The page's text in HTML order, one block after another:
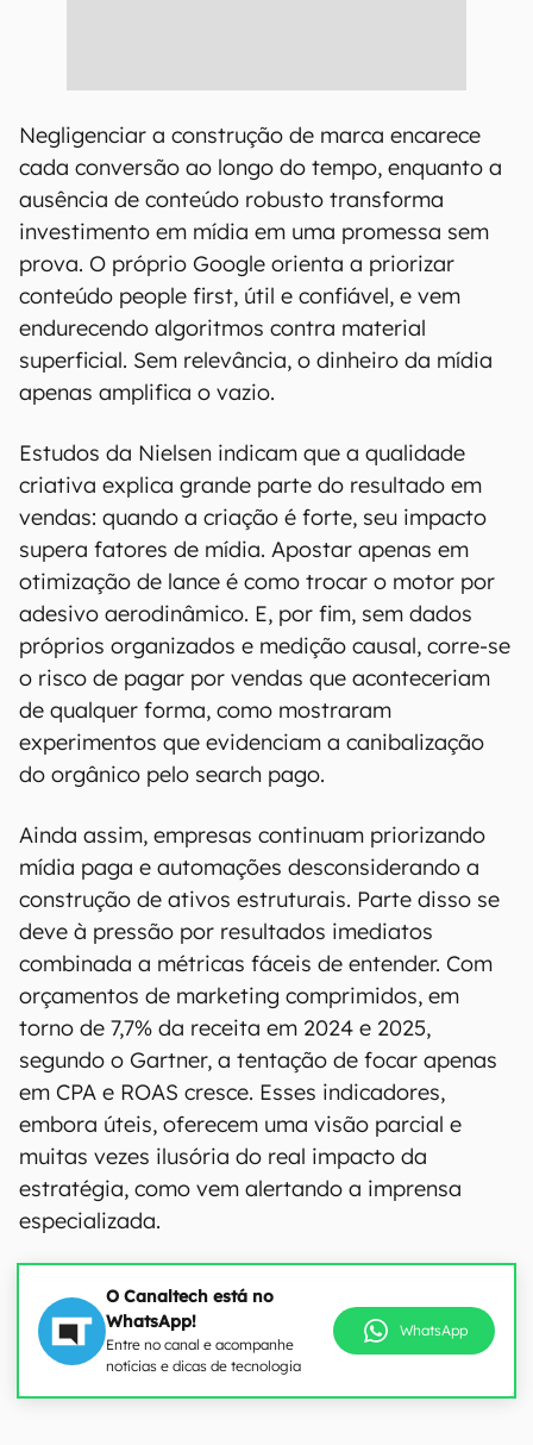
Negligenciar a construção de marca encarece
cada conversão ao longo do tempo, enquanto a
ausência de conteúdo robusto transforma
investimento em mídia em uma promessa sem
prova. O próprio Google orienta a priorizar
conteúdo people first, útil e confiável, e vem
endurecendo algoritmos contra material
superficial. Sem relevância, o dinheiro da mídia
apenas amplifica o vazio.
Estudos da Nielsen indicam que a qualidade
criativa explica grande parte do resultado em
vendas: quando a criação é forte, seu impacto
supera fatores de mídia. Apostar apenas em
otimização de lance é como trocar o motor por
adesivo aerodinâmico. E, por fim, sem dados
próprios organizados e medição causal, corre-se
o risco de pagar por vendas que aconteceriam
de qualquer forma, como mostraram
experimentos que evidenciam a canibalização
do orgânico pelo search pago.
Ainda assim, empresas continuam priorizando
mídia paga e automações desconsiderando a
construção de ativos estruturais. Parte disso se
deve à pressão por resultados imediatos
combinada a métricas fáceis de entender. Com
orçamentos de marketing comprimidos, em
torno de 7,7% da receita em 2024 e 2025,
segundo o Gartner, a tentação de focar apenas
em CPA e ROAS cresce. Esses indicadores,
embora úteis, oferecem uma visão parcial e
muitas vezes ilusória do real impacto da
estratégia, como vem alertando a imprensa
especializada.
O Canaltech está no
WhatsApp!
Entre no canal e acompanhe
notícias e dicas de tecnologia
WhatsApp